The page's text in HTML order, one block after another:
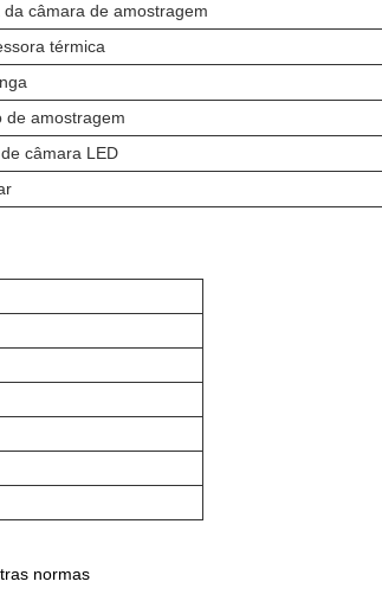
da câmara de amostragem
térmica
de amostragem
câmara LED
normas